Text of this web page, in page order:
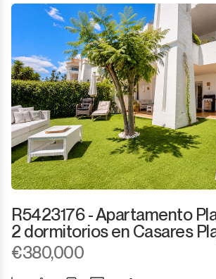
R5423176 - Apartamento
2 dormitorios en Casares
€380,000